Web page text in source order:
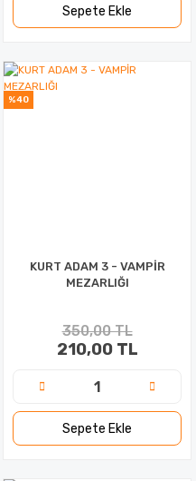
Sepete Ekle
%40
KURT ADAM 3 - VAMPİR
MEZARLIĞI
350,00 TL
210,00 TL
Sepete Ekle